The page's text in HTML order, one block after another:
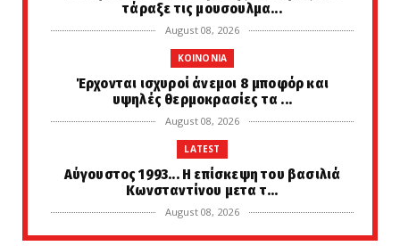
τάραξε τις μουσουλμα...
August 08, 2026
KOINONIA
Έρχονται ισχυροί άνεμοι 8 μποφόρ και
υψηλές θερμοκρασίες τα ...
August 08, 2026
LATEST
Αύγουστος 1993... Η επίσκεψη του βασιλιά
Κωνσταντίνου μετα τ...
August 08, 2026
PERIVALLON